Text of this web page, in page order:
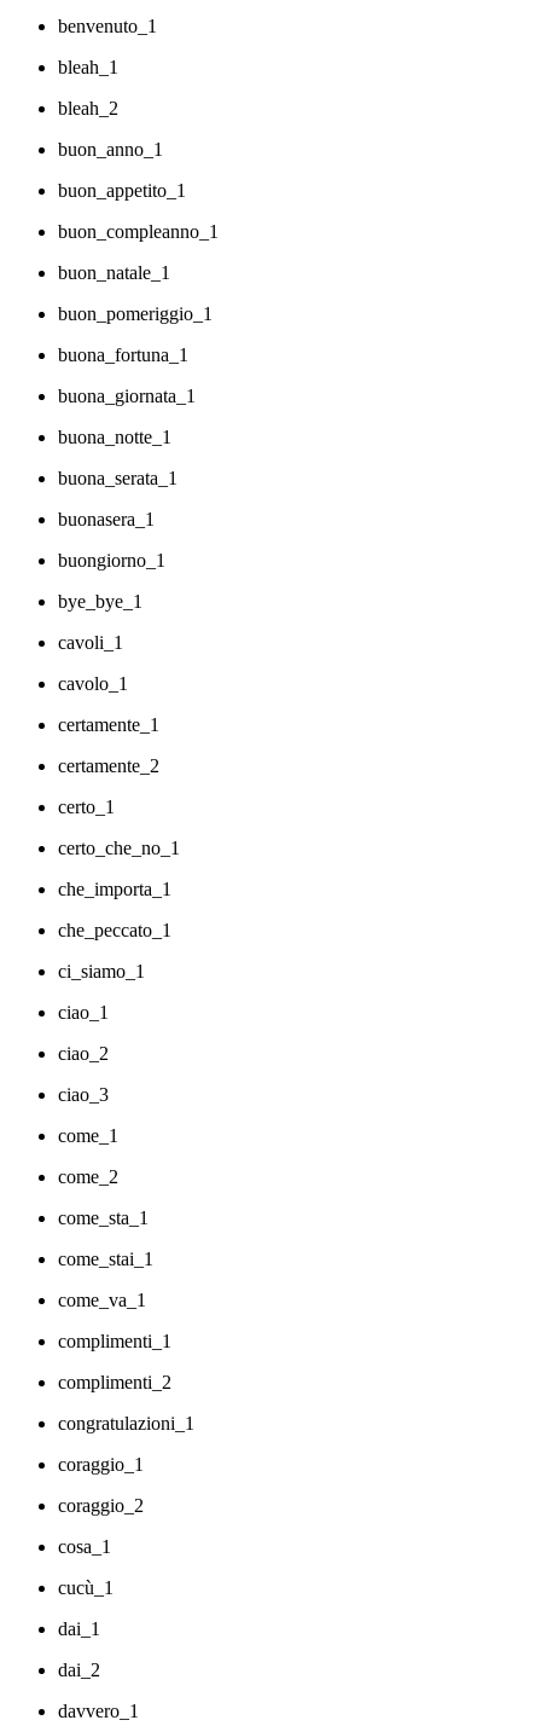
benvenuto_1
bleah_1
bleah_2
buon_anno_1
buon_appetito_1
buon_compleanno_1
buon_natale_1
buon_pomeriggio_1
buona_fortuna_1
buona_giornata_1
buona_notte_1
buona_serata_1
buonasera_1
buongiorno_1
bye_bye_1
cavoli_1
cavolo_1
certamente_1
certamente_2
certo_1
certo_che_no_1
che_importa_1
che_peccato_1
ci_siamo_1
ciao_1
ciao_2
ciao_3
come_1
come_2
come_sta_1
come_stai_1
come_va_1
complimenti_1
complimenti_2
congratulazioni_1
coraggio_1
coraggio_2
cosa_1
cucù_1
dai_1
dai_2
davvero_1